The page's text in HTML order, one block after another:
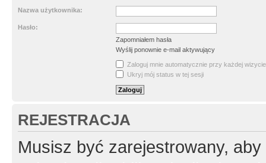
Nazwa użytkownika:
Hasło:
Zapomniałem hasła
Wyślij ponownie e-mail aktywujący
Zaloguj mnie automatycznie przy każdej wizycie
Ukryj mój status w tej sesji
REJESTRACJA
Musisz być zarejestrowany,